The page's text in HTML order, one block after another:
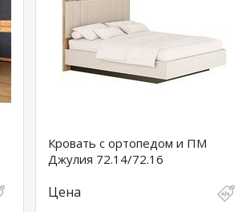
Кровать с ортопедом и ПМ
Джулия 72.14/72.16
Цена